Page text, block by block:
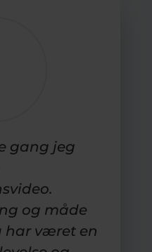
gang jeg
og måde
har været en